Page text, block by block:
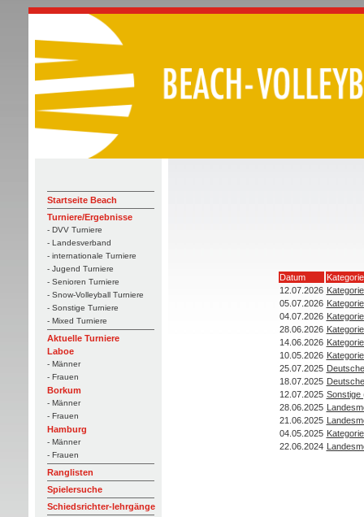
Startseite Beach
Turniere/Ergebnisse
- DVV Turniere
- Landesverband
- internationale Turniere
- Jugend Turniere
- Senioren Turniere
- Snow-Volleyball Turniere
- Sonstige Turniere
- Mixed Turniere
Aktuelle Turniere
Laboe
- Männer
- Frauen
Borkum
- Männer
- Frauen
Hamburg
- Männer
- Frauen
Ranglisten
Spielersuche
Schiedsrichter-lehrgänge
Datum
Kategorie
12.07.2026
05.07.2026
04.07.2026
28.06.2026
14.06.2026
10.05.2026
25.07.2025
18.07.2025
12.07.2025 Sonstige
28.06.2025
21.06.2025
04.05.2025
22.06.2024